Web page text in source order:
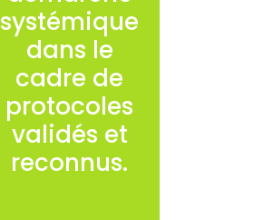
systémique
dans le
cadre de
protocoles
validés et
reconnus.